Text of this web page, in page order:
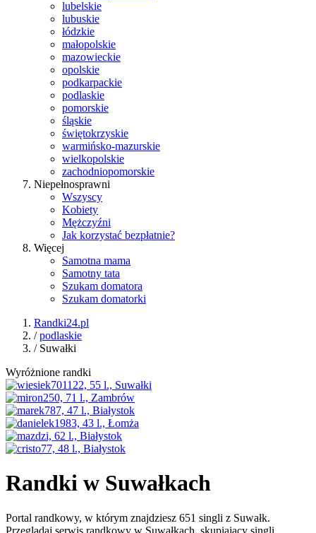
lubelskie
lubuskie
łódzkie
małopolskie
mazowieckie
opolskie
podkarpackie
podlaskie
pomorskie
śląskie
świętokrzyskie
warmińsko-mazurskie
wielkopolskie
zachodniopomorskie
Niepełnosprawni
Wszyscy
Kobiety
Mężczyźni
Jak korzystać bezpłatnie?
Więcej
Samotna mama
Samotny tata
Szukam domatora
Szukam domatorki
Randki24.pl
/podlaskie
/ Suwałki
Wyróżnione randki
Randki w Suwałkach
Portal randkowy, w którym znajdziesz 651 singli z Suwałk.
Przeglądaj serwis randkowy w Suwałkach, skupiający singli